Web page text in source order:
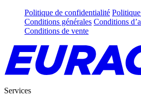
Politique de confidentialité
Conditions générales Conditions
Conditions de vente
Services